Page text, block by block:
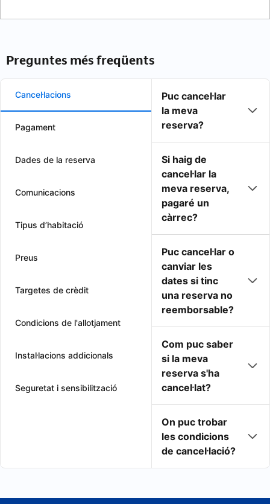
Preguntes més freqüents
Cancel·lacions
Pagament
Dades de la reserva
Comunicacions
Tipus d’habitació
Preus
Targetes de crèdit
Condicions de l'allotjament
Instal·lacions addicionals
Seguretat i sensibilització
Puc cancel·lar
la meva
reserva?
Si haig de
cancel·lar la
meva reserva,
pagaré un
càrrec?
Puc cancel·lar o
canviar les
dates si tinc
una reserva no
reemborsable?
Com puc saber
si la meva
reserva s'ha
cancel·lat?
On puc trobar
les condicions
de cancel·lació?